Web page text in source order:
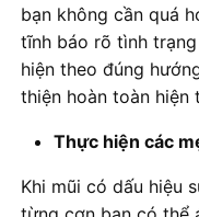
bạn không cần quá
tĩnh báo rõ tình
hiện theo đúng
thiện hoàn toàn hiện
Thực hiện các
Khi mũi có dấu hiệu